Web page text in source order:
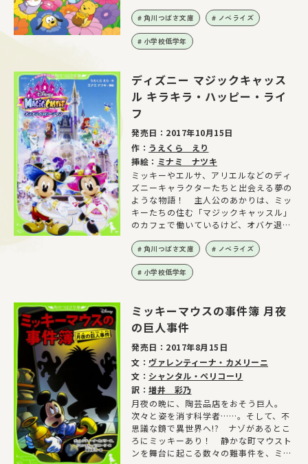
角川つばさ文庫 ノベライズ
小学校低学年
ディズニー マジックキャッス
ル キラキラ・ハッピー・ライ
フ
発売日： 2017年10月15日
作： うえくら えり
挿絵： ミナミ ナツキ
ミッキーやエルサ、アリエルなどのディ
ズニーキャラクターたちと出会える夢の
ような物語！ 主人公のあかりは、ミッ
キーたちの住む「マジックキャッスル」
のカフェで働いているけど、オバケ退治
説が角川つばさ文庫で登場！
角川つばさ文庫 ノベライズ
小学校低学年
ミッキーマウスの事件簿 月夜
の巨人事件
発売日： 2017年8月15日
文： ヴァレンティーナ・カメリーニ
文： シャンタル・ペリコーリ
訳：増井 彩乃
月夜の晩に、陶芸品店をおそう巨人。
次々と姿を消す科学者……。そして、不
思議な鏡で異世界へ!? ナゾがあるとこ
ろにミッキーあり！ 静かな町マウスト
ンを舞台に起こる数々の難事件を、ミッ